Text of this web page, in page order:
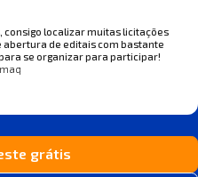
consigo localizar muitas licitações
abertura de editais com bastante
se organizar para participar!
grátis